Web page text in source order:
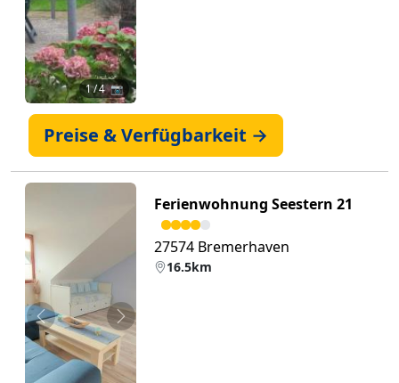
1/ 4 📷
Preise & Verfügbarkeit →
Zurück Weiter
Ferienwohnung Seestern 21
27574 Bremerhaven
16.5km